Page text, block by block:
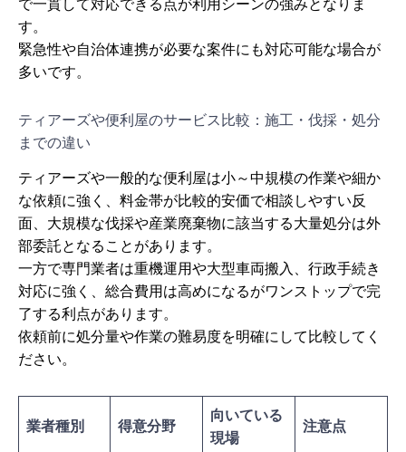
で一貫して対応できる点が利用シーンの強みとなりま
す。
緊急性や自治体連携が必要な案件にも対応可能な場合が
多いです。
ティアーズや便利屋のサービス比較：施工・伐採・処分
までの違い
ティアーズや一般的な便利屋は小～中規模の作業や細か
な依頼に強く、料金帯が比較的安価で相談しやすい反
面、大規模な伐採や産業廃棄物に該当する大量処分は外
部委託となることがあります。
一方で専門業者は重機運用や大型車両搬入、行政手続き
対応に強く、総合費用は高めになるがワンストップで完
了する利点があります。
依頼前に処分量や作業の難易度を明確にして比較してく
ださい。
業者種別 得意分野
向いている
現場
注意点